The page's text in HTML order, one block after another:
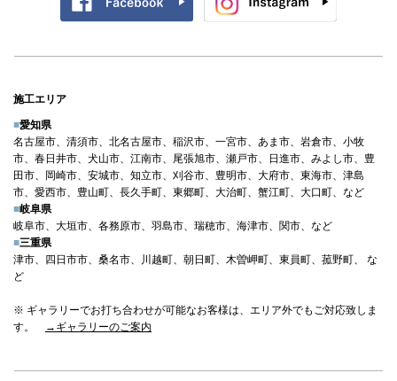
施工エリア
■愛知県
名古屋市、清須市、北名古屋市、稲沢市、一宮市、あま市、岩倉市、小牧
市、春日井市、犬山市、江南市、尾張旭市、瀬戸市、日進市、みよし市、豊
田市、岡崎市、安城市、知立市、刈谷市、豊明市、大府市、東海市、津島
市、愛西市、豊山町、長久手町、東郷町、大治町、蟹江町、大口町、など
■岐阜県
岐阜市、大垣市、各務原市、羽島市、瑞穂市、海津市、関市、など
■三重県
津市、四日市市、桑名市、川越町、朝日町、木曽岬町、東員町、菰野町、 な
ど
※ ギャラリーでお打ち合わせが可能なお客様は、エリア外でもご対応致しま
す。
→ギャラリーのご案内